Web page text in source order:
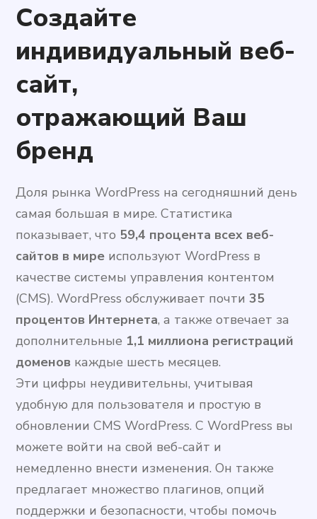
Создайте
индивидуальный веб-
сайт,
отражающий Ваш
бренд
Доля рынка WordPress на сегодняшний день
самая большая в мире. Статистика
показывает, что 59,4 процента всех веб-
сайтов в мире используют WordPress в
качестве системы управления контентом
(CMS). WordPress обслуживает почти 35
процентов Интернета, а также отвечает за
дополнительные 1,1 миллиона регистраций
доменов каждые шесть месяцев.
Эти цифры неудивительны, учитывая
удобную для пользователя и простую в
обновлении CMS WordPress. С WordPress вы
можете войти на свой веб-сайт и
немедленно внести изменения. Он также
предлагает множество плагинов, опций
поддержки и безопасности, чтобы помочь